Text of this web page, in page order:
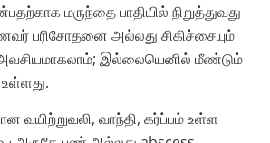
மருந்தை பாதியில் நிறுத்துவது
பரிசோதனை அல்லது சிகிச்சையும்
இல்லையெனில் மீண்டும்
வயிற்றுவலி, வாந்தி, கர்ப்பம் உள்ள